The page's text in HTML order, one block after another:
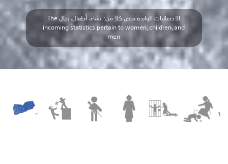
الاحصائيات الواردة تخص كلا من: نساء، أطفال، رجال The
incoming statistics pertain to women, children, and
men